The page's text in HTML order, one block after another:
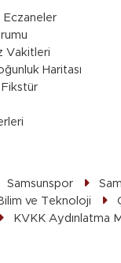
Eczaneler
Vakitleri
Haritası
Fikstür
Samsunspor
ve Teknoloji
KVKK Aydınlatma